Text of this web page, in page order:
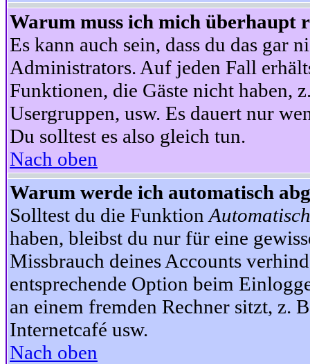
Warum muss ich mich überhaupt
Es kann auch sein, dass du das gar
Administrators. Auf jeden Fall
Funktionen, die Gäste nicht haben,
Usergruppen, usw. Es dauert nur
Du solltest es also gleich tun.
Nach oben
Warum werde ich automatisch
Solltest du die Funktion
haben, bleibst du nur für eine
Missbrauch deines Accounts
entsprechende Option beim
an einem fremden Rechner sitzt, z.
Internetcafé usw.
Nach oben